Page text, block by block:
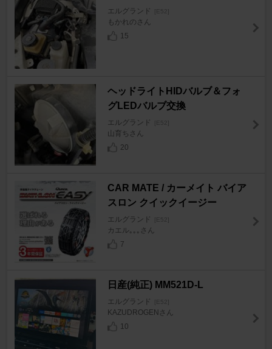
エルグランド [E52]
もかれのさん
15
ヘッドライトHIDバルブ＆フォ
グLEDバルブ交換
エルグランド [E52]
山育ちさん
20
CAR MATE / カーメイト バイア
スロン クイックイージー
エルグランド [E52]
カエル｡｡｡さん
7
日産(純正) MM521D-L
エルグランド [E52]
KAZUDROGENさん
10